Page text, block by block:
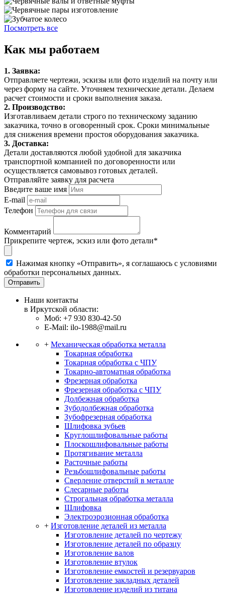
Посмотреть все
Как мы работаем
1. Заявка:
Отправляете чертежи, эскизы или фото изделий на почту или
через форму на сайте. Уточняем технические детали. Делаем
расчет стоимости и сроки выполнения заказа.
2. Производство:
Изготавливаем детали строго по техническому заданию
заказчика, точно в оговоренный срок. Сроки минимальные
для снижения времени простоя оборудования заказчика.
3. Доставка:
Детали доставляются любой удобной для заказчика
транспортной компанией по договоренности или
осуществляется самовывоз готовых деталей.
Отправляйте заявку для расчета
Введите ваше имя
E-mail
Телефон
Комментарий
Прикрепите чертеж, эскиз или фото детали*
Нажимая кнопку «Отправить», я соглашаюсь с условиями
обработки персональных данных.
Отправить
Наши контакты
в Иркутской области:
Моб: +7 930 830-42-50
E-Mail: ilo-1988@mail.ru
+ Механическая обработка металла
Токарная обработка
Токарная обработка с ЧПУ
Токарно-автоматная обработка
Фрезерная обработка
Фрезерная обработка c ЧПУ
Долбежная обработка
Зубодолбежная обработка
Зубофрезерная обработка
Шлифовка зубьев
Круглошлифовальные работы
Плоскошлифовальные работы
Протягивание металла
Расточные работы
Резьбошлифовальные работы
Сверление отверстий в металле
Слесарные работы
Строгальная обработка металла
Шлифовка
Электроэрозионная обработка
+ Изготовление деталей из металла
Изготовление деталей по чертежу
Изготовление деталей по образцу
Изготовление валов
Изготовление втулок
Изготовление емкостей и резервуаров
Изготовление закладных деталей
Изготовление изделий из титана